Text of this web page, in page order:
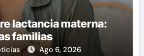
lactancia materna:
familias
Ago 6, 2026